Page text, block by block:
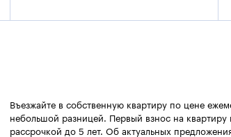
Въезжайте в собственную квартиру по цене
небольшой разницей. Первый взнос на квартиру
рассрочкой до 5 лет. Об актуальных